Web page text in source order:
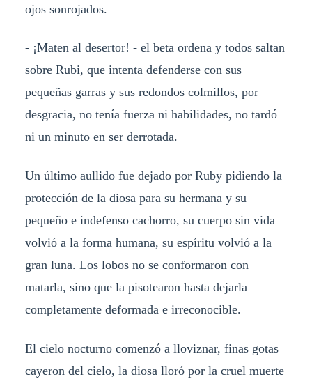
ojos sonrojados.
- ¡Maten al desertor! - el beta ordena y todos saltan
sobre Rubi, que intenta defenderse con sus
pequeñas garras y sus redondos colmillos, por
desgracia, no tenía fuerza ni habilidades, no tardó
ni un minuto en ser derrotada.
Un último aullido fue dejado por Ruby pidiendo la
protección de la diosa para su hermana y su
pequeño e indefenso cachorro, su cuerpo sin vida
volvió a la forma humana, su espíritu volvió a la
gran luna. Los lobos no se conformaron con
matarla, sino que la pisotearon hasta dejarla
completamente deformada e irreconocible.
El cielo nocturno comenzó a lloviznar, finas gotas
cayeron del cielo, la diosa lloró por la cruel muerte